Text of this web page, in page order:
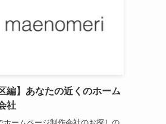
編】あなたの近くのホーム
社